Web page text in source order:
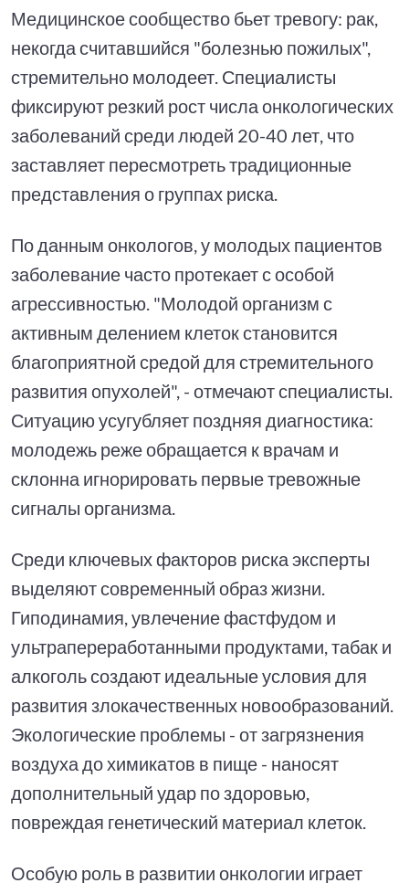
Медицинское сообщество бьет тревогу: рак,
некогда считавшийся "болезнью пожилых",
стремительно молодеет. Специалисты
фиксируют резкий рост числа онкологических
заболеваний среди людей 20-40 лет, что
заставляет пересмотреть традиционные
представления о группах риска.
По данным онкологов, у молодых пациентов
заболевание часто протекает с особой
агрессивностью. "Молодой организм с
активным делением клеток становится
благоприятной средой для стремительного
развития опухолей", - отмечают специалисты.
Ситуацию усугубляет поздняя диагностика:
молодежь реже обращается к врачам и
склонна игнорировать первые тревожные
сигналы организма.
Среди ключевых факторов риска эксперты
выделяют современный образ жизни.
Гиподинамия, увлечение фастфудом и
ультрапереработанными продуктами, табак и
алкоголь создают идеальные условия для
развития злокачественных новообразований.
Экологические проблемы - от загрязнения
воздуха до химикатов в пище - наносят
дополнительный удар по здоровью,
повреждая генетический материал клеток.
Особую роль в развитии онкологии играет